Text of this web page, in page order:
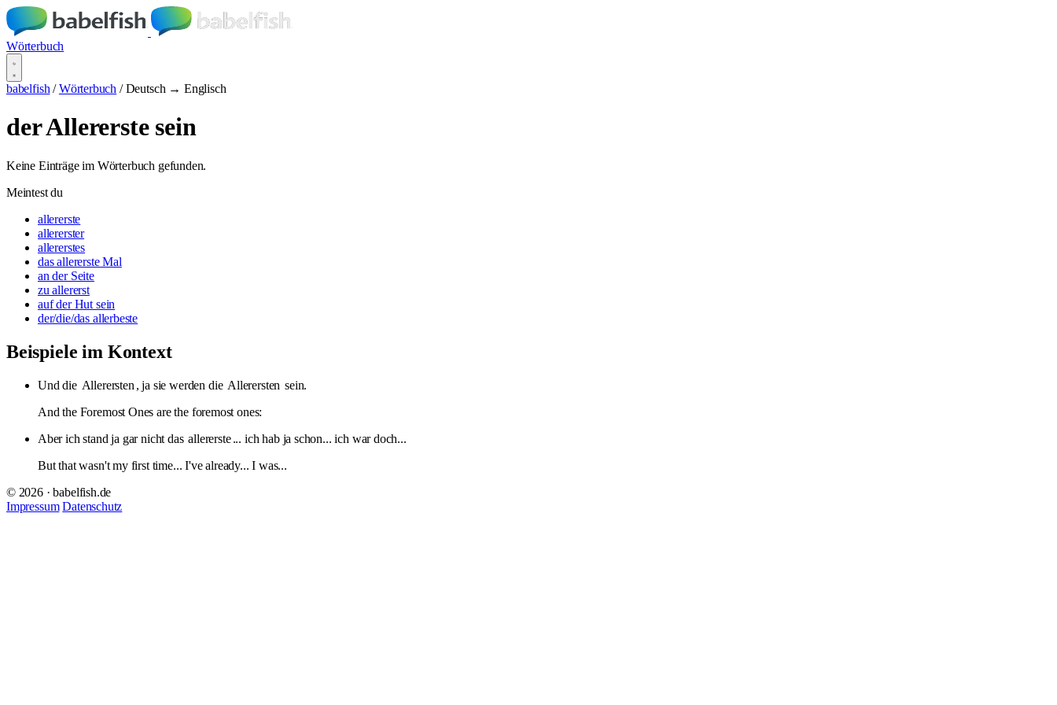
Wörterbuch
babelfish / Wörterbuch / Deutsch → Englisch
der Allererste sein
Keine Einträge im Wörterbuch gefunden.
Meintest du
allererste
allererster
allererstes
das allererste Mal
an der Seite
zu allererst
auf der Hut sein
der/die/das allerbeste
Beispiele im Kontext
Und die Allerersten , ja sie werden die Allerersten sein.
And the Foremost Ones are the foremost ones:
Aber ich stand ja gar nicht das allererste... ich hab ja schon... ich war doch...
But that wasn't my first time... I've already... I was...
© 2026 · babelfish.de
Impressum Datenschutz